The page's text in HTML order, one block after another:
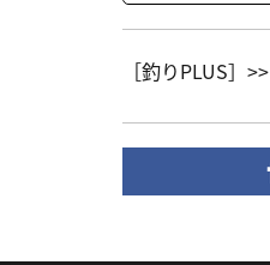
［釣りPLUS］>>